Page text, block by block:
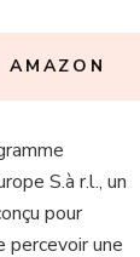
AMAZON
S.à r.l., un
pour
une